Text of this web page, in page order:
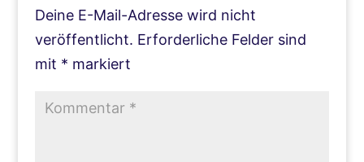
Deine E-Mail-Adresse wird nicht
veröffentlicht. Erforderliche Felder sind
mit * markiert